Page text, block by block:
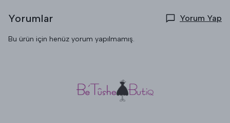
Yorumlar Yorum Yap
Bu ürün için henüz yorum yapılmamış.